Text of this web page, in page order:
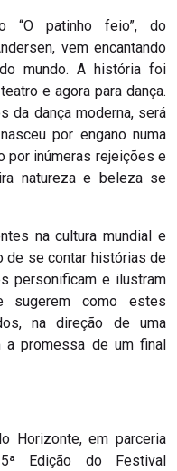
“O patinho feio”, do
vem encantando
mundo. A história foi
e agora para dança.
da dança moderna, será
por engano numa
por inúmeras rejeições e
natureza e beleza se
na cultura mundial e
de se contar histórias de
personificam e ilustram
sugerem como estes
na direção de uma
a promessa de um final
Horizonte, em parceria
Edição do Festival